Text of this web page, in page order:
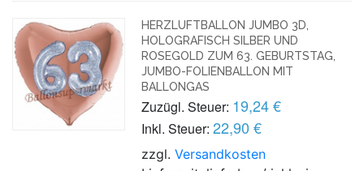
HERZLUFTBALLON JUMBO 3D,
HOLOGRAFISCH SILBER UND
ROSEGOLD ZUM 63. GEBURTSTAG,
JUMBO-FOLIENBALLON MIT
BALLONGAS
Zuzügl. Steuer: 19,24 €
Inkl. Steuer: 22,90 €
zzgl.Versandkosten